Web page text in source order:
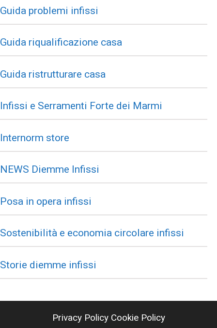
Guida problemi infissi
Guida riqualificazione casa
Guida ristrutturare casa
Infissi e Serramenti Forte dei Marmi
Internorm store
NEWS Diemme Infissi
Posa in opera infissi
Sostenibilità e economia circolare infissi
Storie diemme infissi
Privacy Policy Cookie Policy